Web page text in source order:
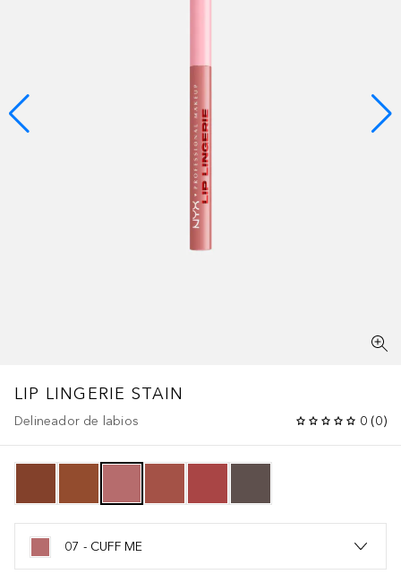
LIP LINGERIE STAIN
Delineador de labios 0 (0)
07 - CUFF ME